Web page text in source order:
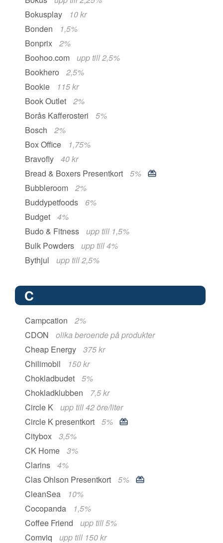
Bokusplay
10 kr
Bonden
1,5%
Bonprix
2%
Boohoo.com
upp till 2,5%
Bookhero
2,5%
Bookie
115 kr
Book Outlet
2%
Borås Kafferosteri
5%
Bosch
2%
Box Office
1,75%
Bravofly
40 kr
Bread & Boxers Presentkort
5%
Bubbleroom
2%
Buddypetfoods
6%
Budget
4%
Budo & Fitness
upp till 1,5%
Bulk Powders
upp till 4%
Bythjul
upp till 2,5%
C
Campcation
2%
CDON
olika beroende på produkter
Cheap Energy
375 kr
Chilimobil
150 kr
Chokladbudet
5%
Chokladklubben
7,5 kr
Circle K
upp till 42 öre/liter
Circle K presentkort
5%
Citybox
3,5%
CK Home
3%
Clarins
4%
Clas Ohlson Presentkort
5%
CleanSea
10%
Cocopanda
1,5%
Coffee Friend
upp till 5%
Comviq
upp till 150 kr